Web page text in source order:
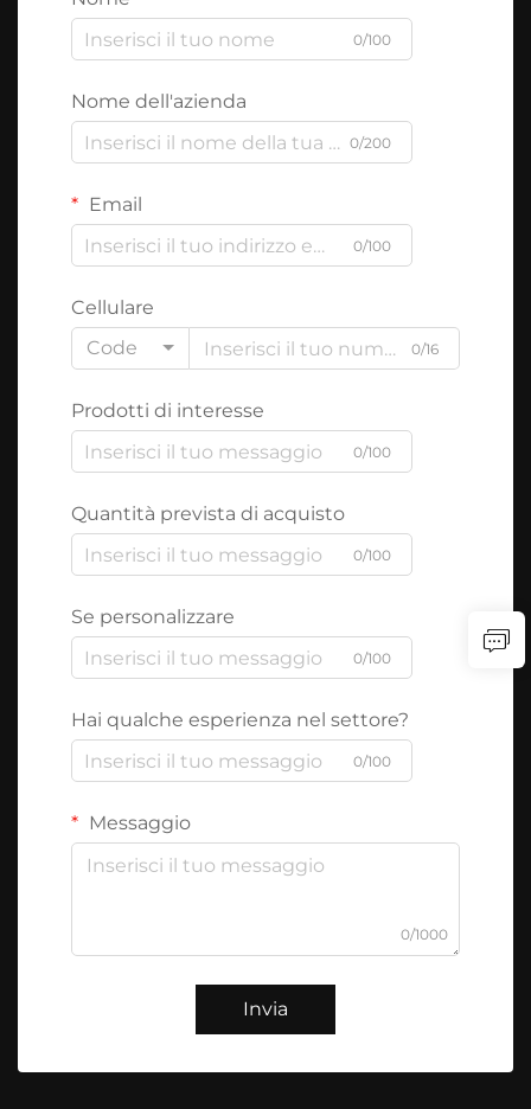
0/100
Nome dell'azienda
0/200
Email
0/100
Cellulare
Code
0/16
Prodotti di interesse
0/100
Quantità prevista di acquisto
0/100
Se personalizzare
0/100
Hai qualche esperienza nel settore?
0/100
Messaggio
0/1000
Invia